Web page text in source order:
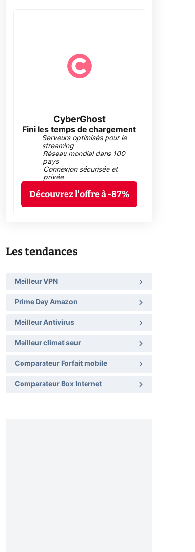
CyberGhost
Fini les temps de chargement
Serveurs optimisés pour le
streaming
Réseau mondial dans 100
pays
Connexion sécurisée et
privée
Découvrez l'offre à -87%
Les tendances
Meilleur VPN
Prime Day Amazon
Meilleur Antivirus
Meilleur climatiseur
Comparateur Forfait mobile
Comparateur Box Internet